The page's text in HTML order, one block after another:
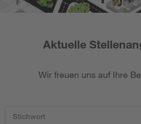
Aktuelle
Wir freuen uns auf Ihre